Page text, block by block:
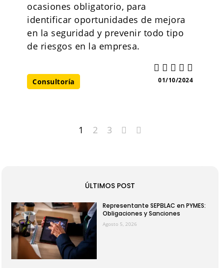
ocasiones obligatorio, para
identificar oportunidades de mejora
en la seguridad y prevenir todo tipo
de riesgos en la empresa.
Consultoría 01/10/2024
1 2 3
ÚLTIMOS POST
Representante SEPBLAC en PYMES:
Obligaciones y Sanciones
Agosto 5, 2026